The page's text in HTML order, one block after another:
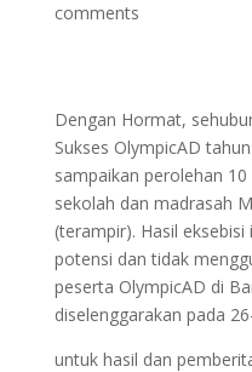
comments
Dengan Hormat,
Sukses OlympicAD
sampaikan perolehan
sekolah dan madrasah
(terampir). Hasil
potensi dan tidak
peserta OlympicAD di
diselenggarakan pada
untuk hasil dan